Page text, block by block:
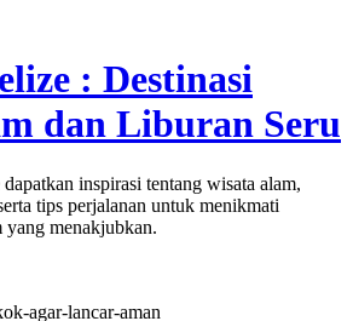
: Destinasi
dan Liburan Seru
inspirasi tentang wisata alam,
tips perjalanan untuk menikmati
yang menakjubkan.